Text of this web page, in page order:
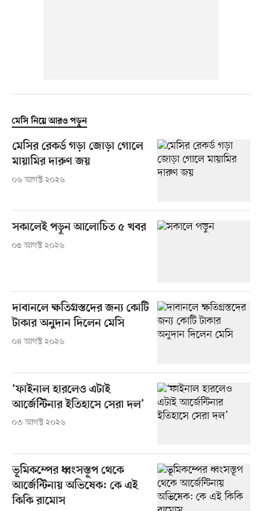
মেসি নিয়ে আরও পড়ুন
মেসির রেকর্ড গড়া জোড়া গোলে
মায়ামির দারুণ জয়
০৬ আগস্ট ২০২৬
সকালেই পড়ুন আলোচিত ৫ খবর
০৫ আগস্ট ২০২৬
দাবানলে ক্ষতিগ্রস্তদের জন্য কোটি
টাকার অনুদান দিলেন মেসি
০৪ আগস্ট ২০২৬
‘ফাইনাল হারলেও এটাই
আর্জেন্টিনার ইতিহাসে সেরা দল’
০৩ আগস্ট ২০২৬
ভূমিকম্পের ধ্বংসস্তূপ থেকে
আর্জেন্টিনায় অভিষেক: কে এই
কিকি রামোস